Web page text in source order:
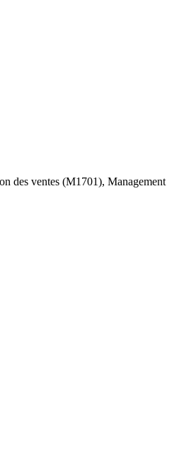
des ventes (M1701), Management